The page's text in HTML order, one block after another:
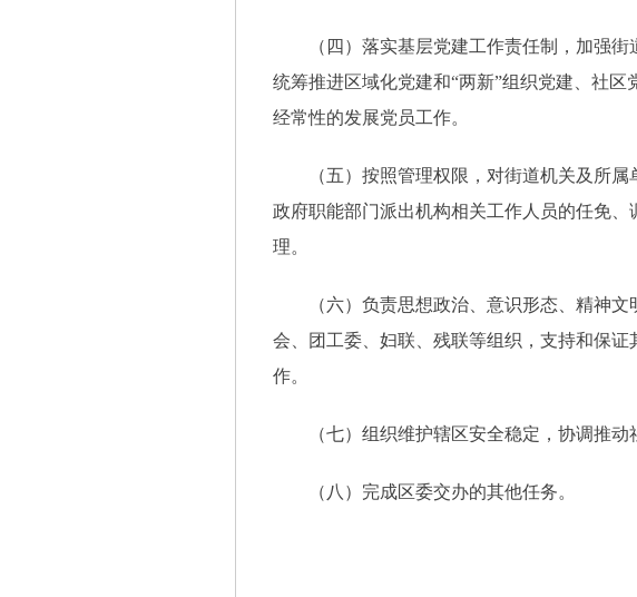
（四）落实基层党建工作责任制，加强
统筹推进区域化党建和“两新”组织党建、社
经常性的发展党员工作。
（五）按照管理权限，对街道机关及所
政府职能部门派出机构相关工作人员的任免
理。
（六）负责思想政治、意识形态、精神
会、团工委、妇联、残联等组织，支持和保
作。
（七）组织维护辖区安全稳定，协调推
（八）完成区委交办的其他任务。